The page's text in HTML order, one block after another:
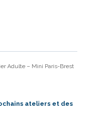
Adulte – Mini Paris-Brest
ateliers et des